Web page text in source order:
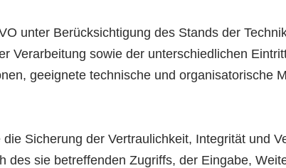
unter Berücksichtigung des Stands der
Verarbeitung sowie der unterschiedlichen
geeignete technische und organisatorische
Sicherung der Vertraulichkeit, Integrität und
des sie betreffenden Zugriffs, der Eingabe,